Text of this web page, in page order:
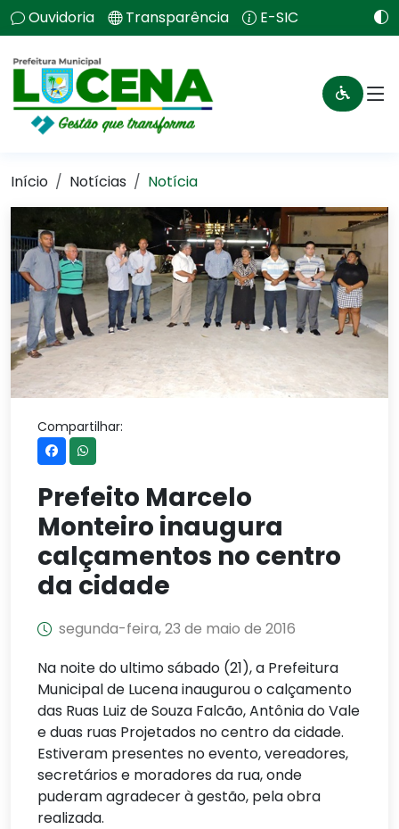
Ouvidoria Transparência E-SIC
Início Notícias Notícia
Compartilhar:
Prefeito Marcelo
Monteiro inaugura
calçamentos no centro
da cidade
segunda-feira, 23 de maio de 2016
Na noite do ultimo sábado (21), a Prefeitura
Municipal de Lucena inaugurou o calçamento
das Ruas Luiz de Souza Falcão, Antônia do Vale
e duas ruas Projetados no centro da cidade.
Estiveram presentes no evento, vereadores,
secretários e moradores da rua, onde
puderam agradecer à gestão, pela obra
realizada.